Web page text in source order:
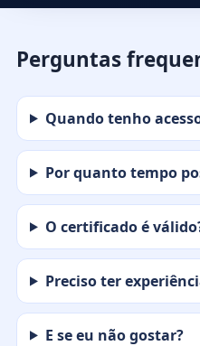
Perguntas
Quando tenho
Por quanto tempo
O certificado é
Preciso ter
E se eu não gostar?